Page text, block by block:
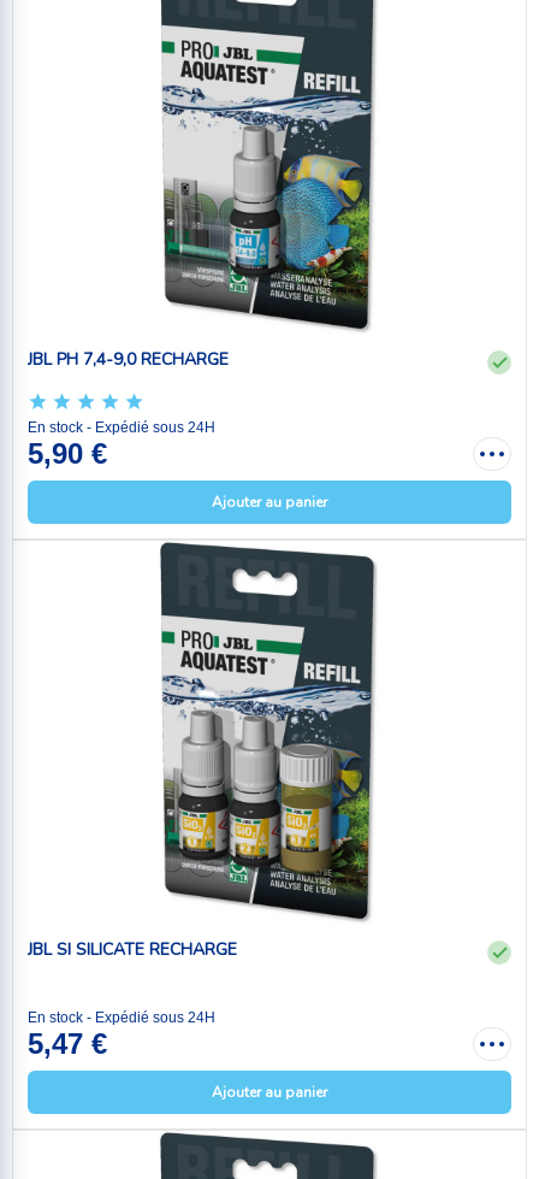
JBL PH 7,4-9,0 RECHARGE
En stock - Expédié sous 24H
5,90 €
Ajouter au panier
JBL SI SILICATE RECHARGE
En stock - Expédié sous 24H
5,47 €
Ajouter au panier